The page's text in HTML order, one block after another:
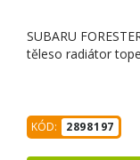
SUBARU
těleso radiátor
KÓD: 2898197